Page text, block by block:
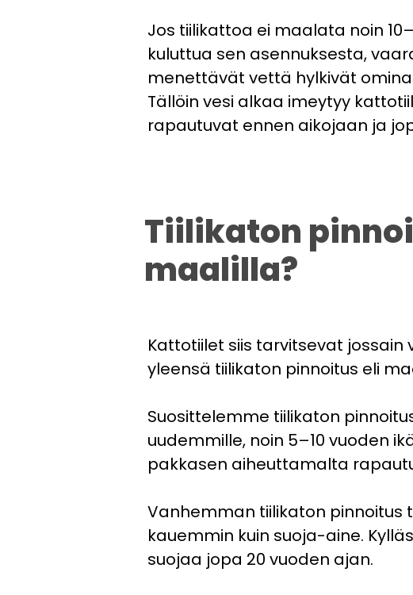
Jos tiilikattoa ei maalata noin
kuluttua sen asennuksesta,
menettävät vettä hylkivät
Tällöin vesi alkaa imeytyy
rapautuvat ennen aikojaan ja
Tiilikaton
maalilla?
Kattotiilet siis tarvitsevat
yleensä tiilikaton pinnoitus eli
Suosittelemme tiilikaton
uudemmille, noin 5–10 vuoden
pakkasen aiheuttamalta
Vanhemman tiilikaton
kauemmin kuin suoja-aine.
suojaa jopa 20 vuoden ajan.